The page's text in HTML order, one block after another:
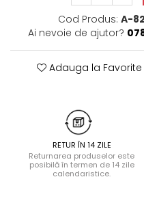
Lenjerie erotică
Maiouri
Pret unic 9.99 Lei
Cod Produs: A-
Ai nevoie de ajutor?
Adauga la Favorite
RETUR ÎN 14 ZILE
Returnarea produselor este
posibilă în termen de 14 zile
calendaristice.